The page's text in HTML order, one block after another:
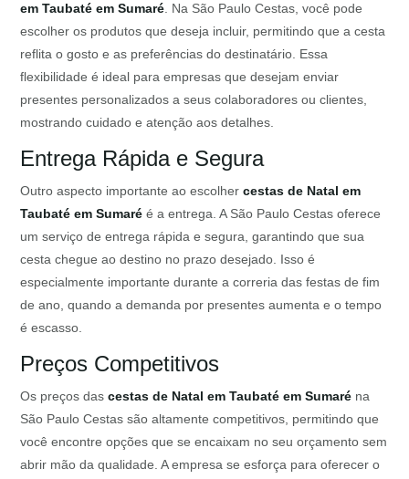
em Taubaté em Sumaré . Na São Paulo Cestas, você pode
escolher os produtos que deseja incluir, permitindo que a cesta
reflita o gosto e as preferências do destinatário. Essa
flexibilidade é ideal para empresas que desejam enviar
presentes personalizados a seus colaboradores ou clientes,
mostrando cuidado e atenção aos detalhes.
Entrega Rápida e Segura
Outro aspecto importante ao escolhercestas de Natal em
Taubaté em Sumaré é a entrega. A São Paulo Cestas oferece
um serviço de entrega rápida e segura, garantindo que sua
cesta chegue ao destino no prazo desejado. Isso é
especialmente importante durante a correria das festas de fim
de ano, quando a demanda por presentes aumenta e o tempo
é escasso.
Preços Competitivos
Os preços dascestas de Natal em Taubaté em Sumaré na
São Paulo Cestas são altamente competitivos, permitindo que
você encontre opções que se encaixam no seu orçamento sem
abrir mão da qualidade. A empresa se esforça para oferecer o